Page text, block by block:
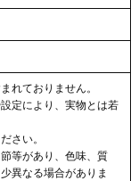
れておりません。
定により、実物とは若
さい。
等があり、色味、質
異なる場合がありま